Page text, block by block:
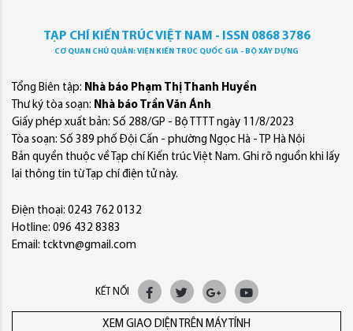
TẠP CHÍ KIẾN TRÚC VIỆT NAM - ISSN 0868 3786
CƠ QUAN CHỦ QUẢN: VIỆN KIẾN TRÚC QUỐC GIA - BỘ XÂY DỰNG
Tổng Biên tập: Nhà báo Phạm Thị Thanh Huyền
Thư ký tòa soạn: Nhà báo Trần Văn Ánh
Giấy phép xuất bản: Số 288/GP - Bộ TTTT ngày 11/8/2023
Tòa soạn: Số 389 phố Đội Cấn - phường Ngọc Hà - TP Hà Nội
Bản quyền thuộc về Tạp chí Kiến trúc Việt Nam. Ghi rõ nguồn khi lấy
lại thông tin từ Tạp chí điện tử này.
Điện thoại: 0243 762 0132
Hotline: 096 432 8383
Email: tcktvn@gmail.com
KẾT NỐI
XEM GIAO DIỆN TRÊN MÁY TÍNH